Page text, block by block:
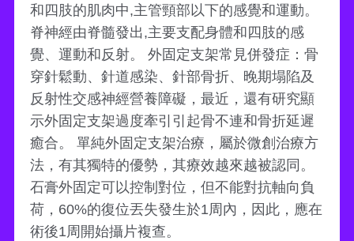
和四肢的肌肉中,主管頸部以下的感覺和運動。
脊神經由脊髓發出,主要支配身體和四肢的感
覺、運動和反射。 外固定支架常見併發症：骨
穿針鬆動、針道感染、針部骨折、晚期塌陷及
反射性交感神經營養障礙，最近，還有研究顯
示外固定支架過度牽引引起骨不連和骨折延遲
癒合。 單純外固定支架治療，屬於微創治療方
法，有其獨特的優勢，其療效越來越被認同。
石膏外固定可以控制對位，但不能對抗軸向負
荷，60%的復位丟失發生於1周內，因此，應在
術後1周開始攝片複查。